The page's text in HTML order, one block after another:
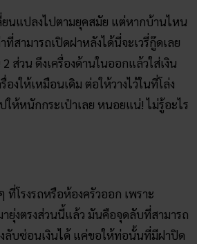
ยนแปลงไปตามยุคสมัย แต่หากบ้านไหน
ที่สามารถเปิดฝาหลังได้นี่จะเวรี่กู๊ดเลย
ส่วน ดึงเครื่องด้านในออกแล้วใส่เงิน
งให้เหมือนเดิม ต่อให้วางไว้ในที่โล่ง
ให้หนักกระเป๋าเลย หนอยแน่! ไม่รู้อะไร
ที่โรงรถหรือห้องครัวออก เพราะ
ยุ่งตรงส่วนนี้แล้ว มันคือจุดลับที่สามารถ
งลับซ่อนเงินได้ แค่ขอให้ท่อนั้นที่มีฝาปิด